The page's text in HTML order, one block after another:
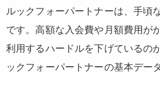
ルックフォーパートナーは、手頃
です。高額な入会費や月額費用が
利用するハードルを下げているの
ックフォーパートナーの基本デー